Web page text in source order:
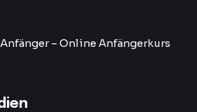
– Online Anfängerkurs